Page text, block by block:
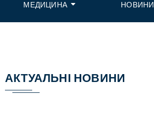
МЕДИЦИНА НОВИНИ
АКТУАЛЬНІ НОВИНИ